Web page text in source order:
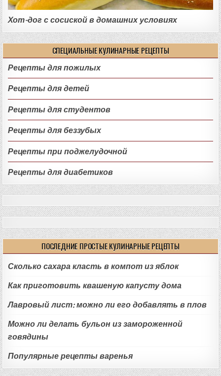
Хот-дог с сосиской в домашних условиях
СПЕЦИАЛЬНЫЕ КУЛИНАРНЫЕ РЕЦЕПТЫ
Рецепты для пожилых
Рецепты для детей
Рецепты для студентов
Рецепты для беззубых
Рецепты при поджелудочной
Рецепты для диабетиков
ПОСЛЕДНИЕ ПРОСТЫЕ КУЛИНАРНЫЕ РЕЦЕПТЫ
Сколько сахара класть в компот из яблок
Как приготовить квашеную капусту дома
Лавровый лист: можно ли его добавлять в плов
Можно ли делать бульон из замороженной
говядины
Популярные рецепты варенья